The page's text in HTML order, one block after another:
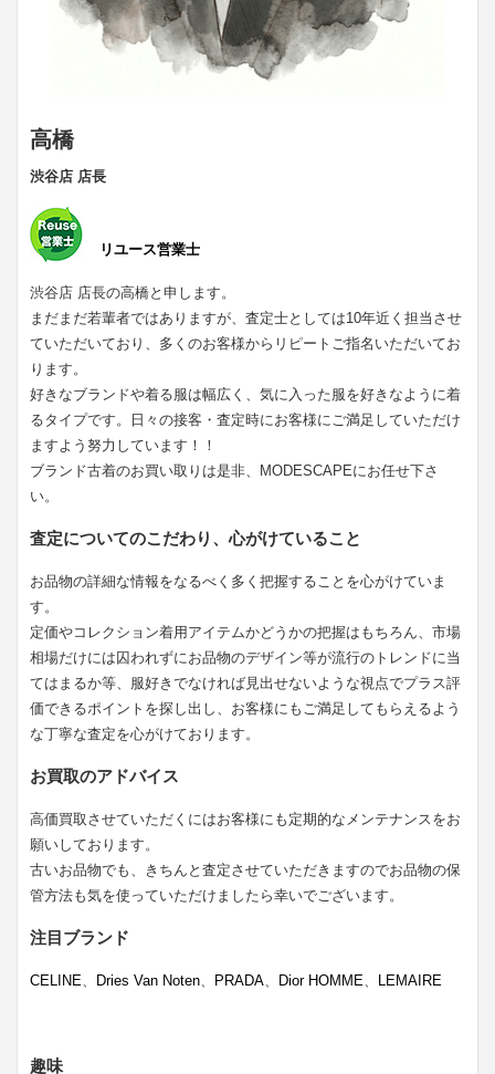
高橋
渋谷店 店長
リユース営業士
渋谷店 店長の高橋と申します。
まだまだ若輩者ではありますが、査定士としては10年近く担当させ
ていただいており、多くのお客様からリピートご指名いただいてお
ります。
好きなブランドや着る服は幅広く、気に入った服を好きなように着
るタイプです。日々の接客・査定時にお客様にご満足していただけ
ますよう努力しています！！
ブランド古着のお買い取りは是非、MODESCAPEにお任せ下さ
い。
査定についてのこだわり、心がけていること
お品物の詳細な情報をなるべく多く把握することを心がけていま
す。
定価やコレクション着用アイテムかどうかの把握はもちろん、市場
相場だけには囚われずにお品物のデザイン等が流行のトレンドに当
てはまるか等、服好きでなければ見出せないような視点でプラス評
価できるポイントを探し出し、お客様にもご満足してもらえるよう
な丁寧な査定を心がけております。
お買取のアドバイス
高価買取させていただくにはお客様にも定期的なメンテナンスをお
願いしております。
古いお品物でも、きちんと査定させていただきますのでお品物の保
管方法も気を使っていただけましたら幸いでございます。
注目ブランド
CELINE、 Dries Van Noten、 PRADA、 Dior HOMME、 LEMAIRE
趣味